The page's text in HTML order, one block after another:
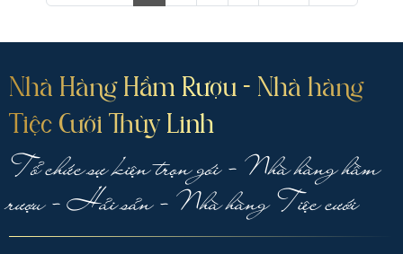
Nhà Hàng Hầm Rượu - Nhà hàng
Tiệc Cưới Thùy Linh
Tổ chức sự kiện trọn gói - Nhà hàng hầm
rượu - Hải sản - Nhà hàng Tiệc cưới